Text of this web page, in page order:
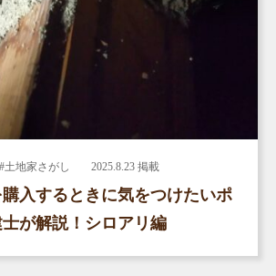
#土地家さがし 2025.8.23 掲載
入するときに気をつけたいポ
が解説！シロアリ編